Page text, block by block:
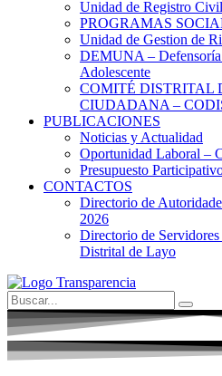
Unidad de Registro Civil
PROGRAMAS
Unidad de Gestion de
DEMUNA –
Adolescente
COMITÉ DISTRITAL
CIUDADANA –
PUBLICACIONES
Noticias y Actualidad
Oportunidad Laboral –
Presupuesto
CONTACTOS
Directorio de
2026
Directorio de
Distrital de Layo